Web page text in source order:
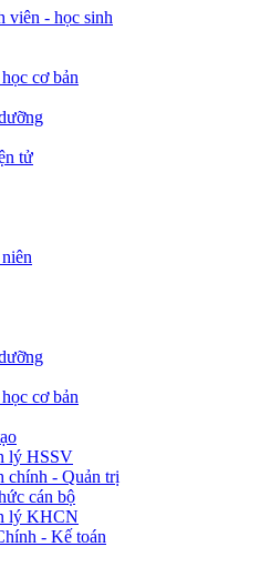
viên - học sinh
cơ bản
tử
cơ bản
lý HSSV
chính - Quản trị
cán bộ
lý KHCN
- Kế toán